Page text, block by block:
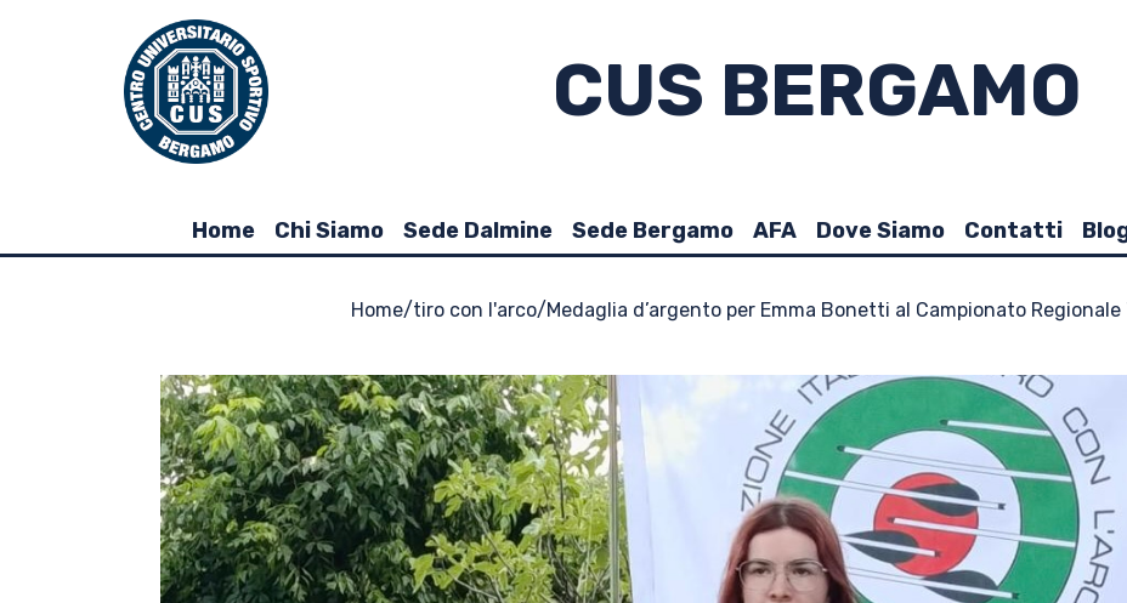
CUS BERGAMO
Home Chi Siamo Sede Dalmine Sede Bergamo AFA Dove Siamo Contatti
Home/tiro con l'arco/Medaglia d’argento per Emma Bonetti al Campionato Regionale